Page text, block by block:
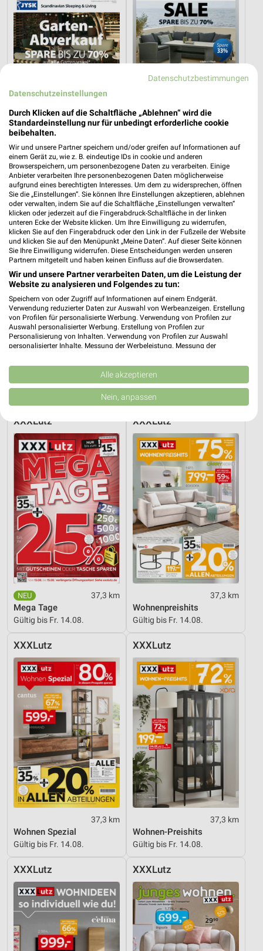
14,3 km
Gartenabverkauf
Gültig bis Sa. 15.08.
14,3 km
Spare bis zu 70%
Gültig bis Sa. 15.08.
mömax
27,4 km
Trendbonus
XXXLutz
Dieter Knoll
Gültig bis Fr. 14.08.
XXXLutz
37,3 km
Mega Tage
Gültig bis Fr. 14.08.
XXXLutz
37,3 km
Wohnenpreishits
Gültig bis Fr. 14.08.
XXXLutz
37,3 km
Wohnen Spezial
Gültig bis Fr. 14.08.
XXXLutz
37,3 km
Wohnen-Preishits
Gültig bis Fr. 14.08.
XXXLutz XXXLutz
Datenschutzbestimmungen
Datenschutzeinstellungen
Durch Klicken auf die Schaltfläche „Ablehnen“ wird die
Standardeinstellung nur für unbedingt erforderliche cookie
beibehalten.
Wir und unsere Partner speichern und/oder greifen auf Informationen auf
einem Gerät zu, wie z. B. eindeutige IDs in cookie und anderen
Browserspeichern, um personenbezogene Daten zu verarbeiten. Einige
Anbieter verarbeiten Ihre personenbezogenen Daten möglicherweise
aufgrund eines berechtigten Interesses. Um dem zu widersprechen, öffnen
Sie die „Einstellungen“. Sie können Ihre Einstellungen akzeptieren, ablehnen
oder verwalten, indem Sie auf die Schaltfläche „Einstellungen verwalten“
klicken oder jederzeit auf die Fingerabdruck-Schaltfläche in der linken
unteren Ecke der Website klicken. Um Ihre Einwilligung zu widerrufen,
klicken Sie auf den Fingerabdruck oder den Link in der Fußzeile der Website
und klicken Sie auf den Menüpunkt „Meine Daten“. Auf dieser Seite können
Sie Ihre Einwilligung widerrufen. Diese Entscheidungen werden unseren
Partnern mitgeteilt und haben keinen Einfluss auf die Browserdaten.
Wir und unsere Partner verarbeiten Daten, um die Leistung der
Website zu analysieren und Folgendes zu tun:
Speichern von oder Zugriff auf Informationen auf einem Endgerät.
Verwendung reduzierter Daten zur Auswahl von Werbeanzeigen. Erstellung
von Profilen für personalisierte Werbung. Verwendung von Profilen zur
Auswahl personalisierter Werbung. Erstellung von Profilen zur
Personalisierung von Inhalten. Verwendung von Profilen zur Auswahl
personalisierter Inhalte. Messung der Werbeleistung. Messung der
Kombinationen von Daten aus verschiedenen Quellen. Entwicklung und
Verbesserung der Angebote. Verwendung reduzierter Daten zur Auswahl
von Inhalten.
Daten können außerhalb der Europäischen Union weitergegeben und in die
Website/App.
Partnerliste anzeigen (1 IAB-Anbieter)
Wir nutzen Ihre Daten für folgende Zwecke:
IAB-Verarbeitungszwecke:
Speichern von oder Zugriff auf Informationen
auf einem Endgerät
Verwendung reduzierter Daten zur Auswahl von
Werbeanzeigen
Erstellung von Profilen für personalisierte
Werbung
Verwendung von Profilen zur Auswahl
personalisierter Werbung
Erstellung von Profilen zur Personalisierung
Verwendung von Profilen zur Auswahl
personalisierter Inhalte
Messung der Werbeleistung
Messung der Performance von Inhalten
Analyse von Zielgruppen durch Statistiken oder
Kombinationen von Daten aus verschiedenen
Quellen
Entwicklung und Verbesserung der Angebote
Verwendung reduzierter Daten zur Auswahl von
IAB-Besonderheiten:
Informationen identifizieren
Nicht-IAB-Verarbeitungszwecke:
Notwendig
Alle akzeptieren
Nein, anpassen